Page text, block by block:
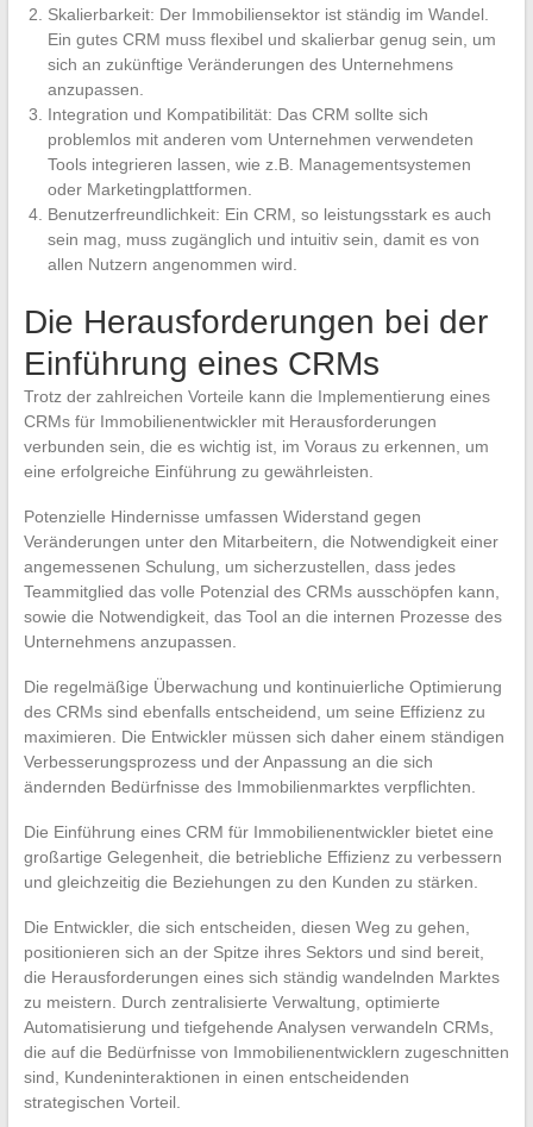
Skalierbarkeit: Der Immobiliensektor ist ständig im Wandel.
Ein gutes CRM muss flexibel und skalierbar genug sein, um
sich an zukünftige Veränderungen des Unternehmens
anzupassen.
Integration und Kompatibilität: Das CRM sollte sich
problemlos mit anderen vom Unternehmen verwendeten
Tools integrieren lassen, wie z.B. Managementsystemen
oder Marketingplattformen.
Benutzerfreundlichkeit: Ein CRM, so leistungsstark es auch
sein mag, muss zugänglich und intuitiv sein, damit es von
allen Nutzern angenommen wird.
Die Herausforderungen bei der
Einführung eines CRMs
Trotz der zahlreichen Vorteile kann die Implementierung eines
CRMs für Immobilienentwickler mit Herausforderungen
verbunden sein, die es wichtig ist, im Voraus zu erkennen, um
eine erfolgreiche Einführung zu gewährleisten.
Potenzielle Hindernisse umfassen Widerstand gegen
Veränderungen unter den Mitarbeitern, die Notwendigkeit einer
angemessenen Schulung, um sicherzustellen, dass jedes
Teammitglied das volle Potenzial des CRMs ausschöpfen kann,
sowie die Notwendigkeit, das Tool an die internen Prozesse des
Unternehmens anzupassen.
Die regelmäßige Überwachung und kontinuierliche Optimierung
des CRMs sind ebenfalls entscheidend, um seine Effizienz zu
maximieren. Die Entwickler müssen sich daher einem ständigen
Verbesserungsprozess und der Anpassung an die sich
ändernden Bedürfnisse des Immobilienmarktes verpflichten.
Die Einführung eines CRM für Immobilienentwickler bietet eine
großartige Gelegenheit, die betriebliche Effizienz zu verbessern
und gleichzeitig die Beziehungen zu den Kunden zu stärken.
Die Entwickler, die sich entscheiden, diesen Weg zu gehen,
positionieren sich an der Spitze ihres Sektors und sind bereit,
die Herausforderungen eines sich ständig wandelnden Marktes
zu meistern. Durch zentralisierte Verwaltung, optimierte
Automatisierung und tiefgehende Analysen verwandeln CRMs,
die auf die Bedürfnisse von Immobilienentwicklern zugeschnitten
sind, Kundeninteraktionen in einen entscheidenden
strategischen Vorteil.